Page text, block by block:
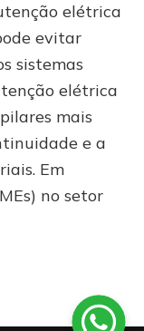
elétrica
evitar
sistemas
elétrica
mais
e a
Em
no setor